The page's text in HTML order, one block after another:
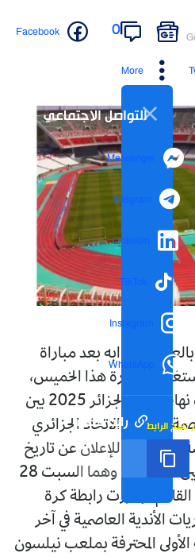
0
Facebook
More
التواصل الاجتماعي
Messenger
Telegram
LinkedIn
TikTok
Instagram
WhatsApp
رابط مختصر نسخ الرابط
جويلية بالعاصمة، أبوابه بعد مباراة
المقررة هذا الخميس،
لتحضيره لاستقبال مباراة نهائي كأس الجزائر 2025 بين
وينتظر الاتحاد الجزائري
الجمهورية للإعلان عن تاريخ
هذا النهائي، ما بين التاريخين المقترحين، وهما السبت 28
5 جويلية القادم. وقررت رابطة كرة
الأندية العاصمية في آخر
المحترفة بملعب نيلسون